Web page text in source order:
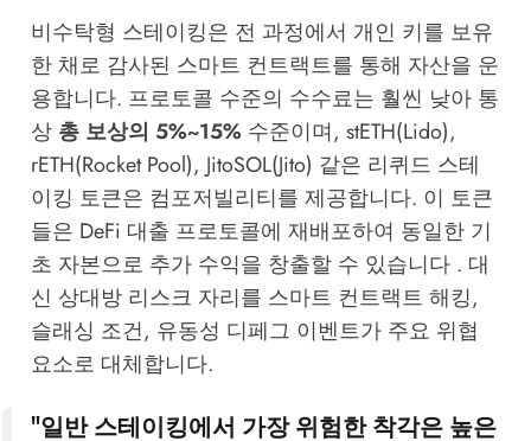
비수탁형 스테이킹은 전 과정에서 개인 키를 보유
한 채로 감사된 스마트 컨트랙트를 통해 자산을 운
용합니다. 프로토콜 수준의 수수료는 훨씬 낮아 통
상 총 보상의 5%~15% 수준이며, stETH(Lido),
rETH(Rocket Pool), JitoSOL(Jito) 같은 리퀴드 스테
이킹 토큰은 컴포저빌리티를 제공합니다. 이 토큰
들은 DeFi 대출 프로토콜에 재배포하여 동일한 기
초 자본으로 추가 수익을 창출할 수 있습니다 . 대
신 상대방 리스크 자리를 스마트 컨트랙트 해킹,
슬래싱 조건, 유동성 디페그 이벤트가 주요 위협
요소로 대체합니다.
"일반 스테이킹에서 가장 위험한 착각은 높은